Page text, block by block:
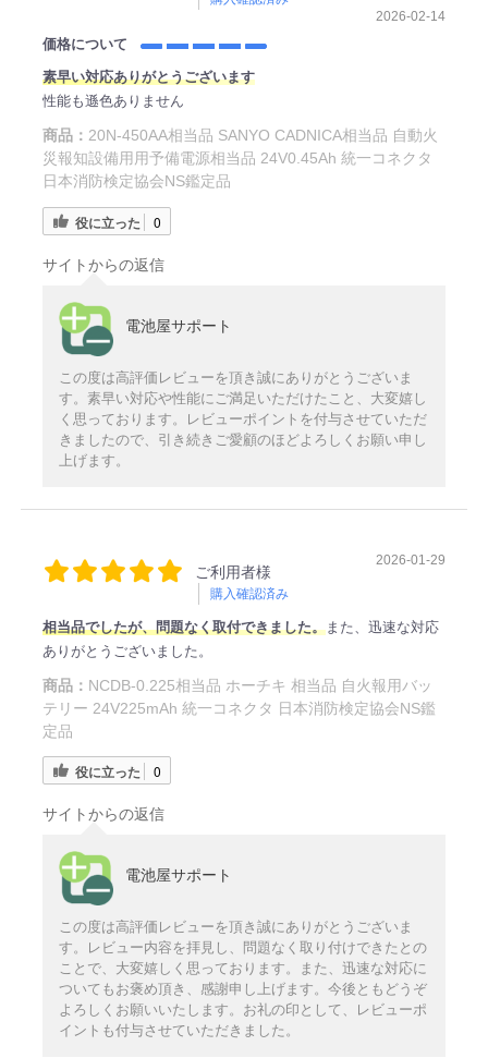
2026-02-14
価格について
素早い対応ありがとうございます
性能も遜色ありません
商品： 20N-450AA相当品 SANYO CADNICA相当品 自動火
災報知設備用用予備電源相当品 24V0.45Ah 統一コネクタ
日本消防検定協会NS鑑定品
役に立った 0
サイトからの返信
電池屋サポート
この度は高評価レビューを頂き誠にありがとうございま
す。素早い対応や性能にご満足いただけたこと、大変嬉し
く思っております。レビューポイントを付与させていただ
きましたので、引き続きご愛顧のほどよろしくお願い申し
上げます。
ご利用者様
購入確認済み
2026-01-29
相当品でしたが、問題なく取付できました。また、迅速な対応
ありがとうございました。
商品： NCDB-0.225相当品 ホーチキ 相当品 自火報用バッ
テリー 24V225mAh 統一コネクタ 日本消防検定協会NS鑑
定品
役に立った 0
サイトからの返信
電池屋サポート
この度は高評価レビューを頂き誠にありがとうございま
す。レビュー内容を拝見し、問題なく取り付けできたとの
ことで、大変嬉しく思っております。また、迅速な対応に
ついてもお褒め頂き、感謝申し上げます。今後ともどうぞ
よろしくお願いいたします。お礼の印として、レビューポ
イントも付与させていただきました。